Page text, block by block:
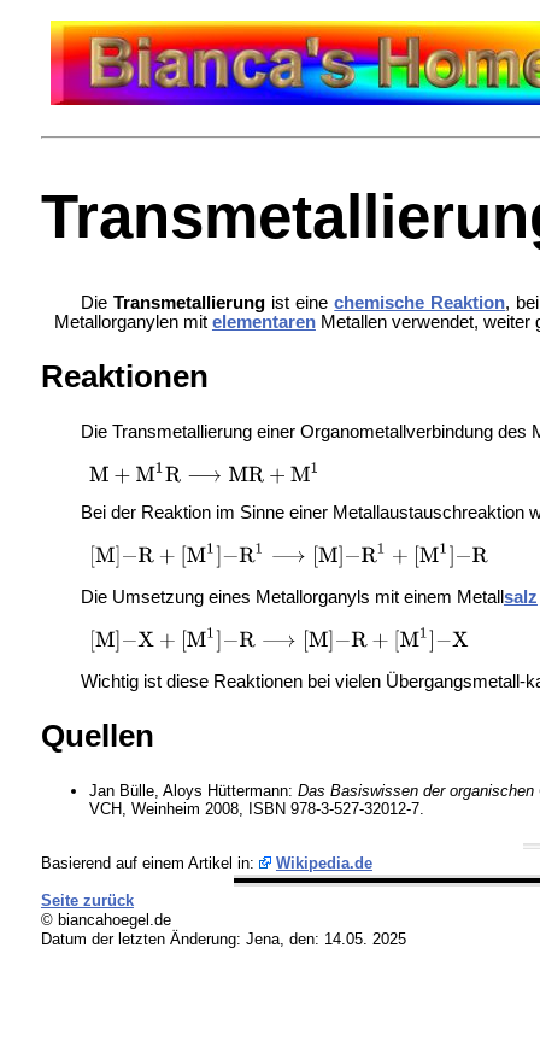
DieTransmetallierung ist einechemische Reaktion,
Metallorganylen mit elementarenMetallen verwendet, weiter
Reaktionen
Die Transmetallierung einer Organometallverbindung des
Bei der Reaktion im Sinne einer Metallaustauschreaktion
Die Umsetzung eines Metallorganyls mit einem Metall salz
Wichtig ist diese Reaktionen bei vielen
Quellen
Jan Bülle, Aloys Hüttermann: Das Basiswissen der organischen
VCH, Weinheim 2008, ISBN 978-3-527-32012-7.
Basierend auf einem Artikel in: Wikipedia.de
Seite zurück
© biancahoegel.de
Datum der letzten Änderung: Jena, den: 14.05. 2025